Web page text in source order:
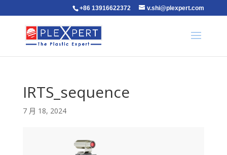
+86 13916622372 v.shi@plexpert.com
IRTS_sequence
7 月 18, 2024